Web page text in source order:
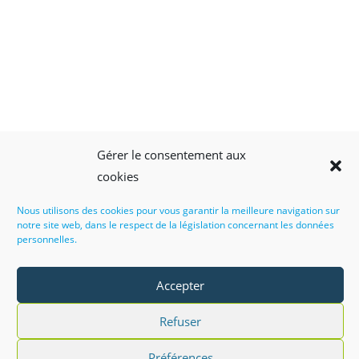
Gérer le consentement aux
cookies
Nous utilisons des cookies pour vous garantir la meilleure navigation sur
notre site web, dans le respect de la législation concernant les données
personnelles.
Accepter
Refuser